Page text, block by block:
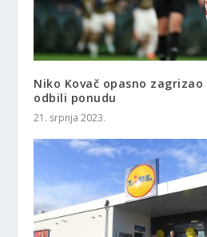
Niko Kovač opasno
odbili ponudu
21. srpnja 2023.